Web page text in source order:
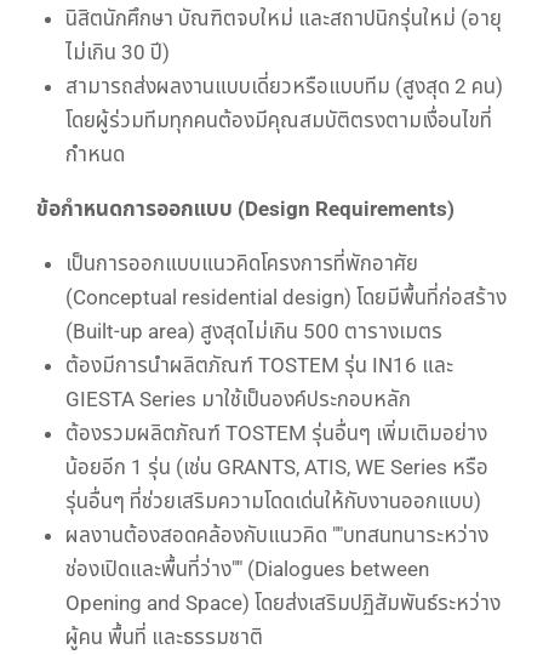
นิสิตนักศึกษา บัณฑิตจบใหม่ และสถาปนิกรุ่นใหม่ (อายุ
ไม่เกิน 30 ปี)
สามารถส่งผลงานแบบเดี่ยวหรือแบบทีม (สูงสุด 2 คน)
โดยผู้ร่วมทีมทุกคนต้องมีคุณสมบัติตรงตามเงื่อนไขที่
กำหนด
ข้อกำหนดการออกแบบ (Design Requirements)
เป็นการออกแบบแนวคิดโครงการที่พักอาศัย
(Conceptual residential design) โดยมีพื้นที่ก่อสร้าง
(Built-up area) สูงสุดไม่เกิน 500 ตารางเมตร
ต้องมีการนำผลิตภัณฑ์ TOSTEM รุ่น IN16 และ
GIESTA Series มาใช้เป็นองค์ประกอบหลัก
ต้องรวมผลิตภัณฑ์ TOSTEM รุ่นอื่นๆ เพิ่มเติมอย่าง
น้อยอีก 1 รุ่น (เช่น GRANTS, ATIS, WE Series หรือ
รุ่นอื่นๆ ที่ช่วยเสริมความโดดเด่นให้กับงานออกแบบ)
ผลงานต้องสอดคล้องกับแนวคิด ""บทสนทนาระหว่าง
ช่องเปิดและพื้นที่ว่าง"" (Dialogues between
Opening and Space) โดยส่งเสริมปฏิสัมพันธ์ระหว่าง
ผู้คน พื้นที่ และธรรมชาติ